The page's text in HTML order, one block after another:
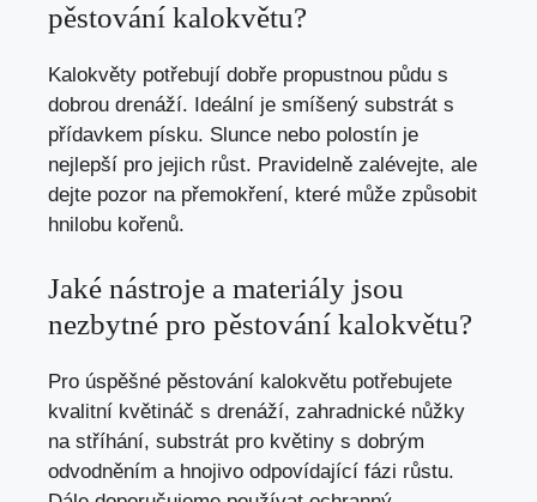
pěstování kalokvětu?
Kalokvěty potřebují dobře propustnou půdu s
dobrou drenáží. Ideální je smíšený substrát s
přídavkem písku. Slunce nebo polostín je
nejlepší pro jejich růst. Pravidelně zalévejte, ale
dejte pozor na přemokření, které může způsobit
hnilobu kořenů.
Jaké nástroje a materiály jsou
nezbytné pro pěstování kalokvětu?
Pro úspěšné pěstování kalokvětu potřebujete
kvalitní květináč s drenáží, zahradnické nůžky
na stříhání, substrát pro květiny s dobrým
odvodněním a hnojivo odpovídající fázi růstu.